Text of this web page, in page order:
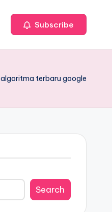
Subscribe
algoritma terbaru google
Search